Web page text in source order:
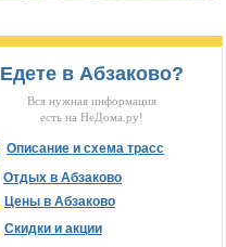
Едете в Абзаково?
Вся нужная информация
есть на НеДома.ру!
Описание и схема трасс
Отдых в Абзаково
Цены в Абзаково
Скидки и акции